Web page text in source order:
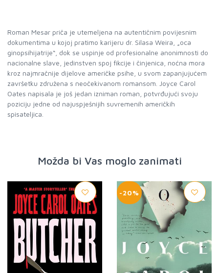
Roman Mesar priča je utemeljena na autentičnim povijesnim
dokumentima u kojoj pratimo karijeru dr. Silasa Weira, „oca
ginopsihijatrije“, dok se uspinje od profesionalne anonimnosti do
nacionalne slave, jedinstven spoj fikcije i činjenica, noćna mora
kroz najmračnije dijelove američke psihe, u svom zapanjujućem
završetku združena s neočekivanom romansom. Joyce Carol
Oates napisala je još jedan izniman roman, potvrđujući svoju
poziciju jedne od najuspješnijih suvremenih američkih
spisateljica.
Možda bi Vas moglo zanimati
-20%